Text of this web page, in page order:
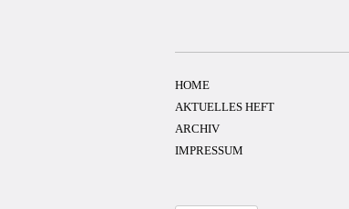
HOME
AKTUELLES HEFT
ARCHIV
IMPRESSUM